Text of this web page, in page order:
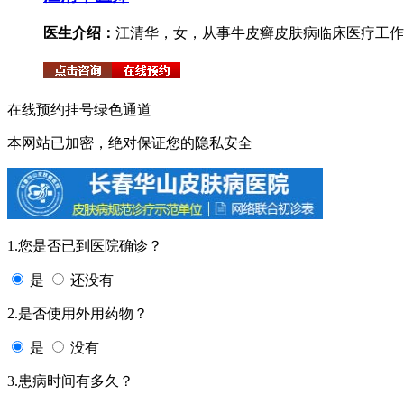
医生介绍： 江清华，女，从事牛皮癣皮肤病临床医疗工
在线预约挂号绿色通道
本网站已加密，绝对保证您的隐私安全
1.您是否已到医院确诊？
是 还没有
2.是否使用外用药物？
是 没有
3.患病时间有多久？